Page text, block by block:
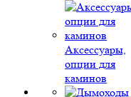
Аксессуары,
опции для
каминов